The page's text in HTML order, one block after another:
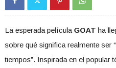
La esperada película GOAT ha
sobre qué significa realmente ser
tiempos”. Inspirada en el popular